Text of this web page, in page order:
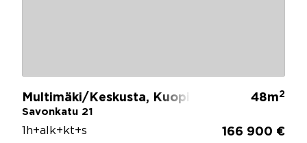
Multimäki/Keskusta, Kuopio
Savonkatu 21
48m2
1h+alk+kt+s 166 900 €